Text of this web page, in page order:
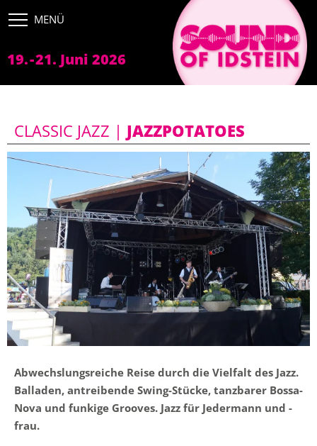
FESTIVAL
Sponsoren
Anfahrt
PROGRAMM
SERVICE
IMPRESSUM
19.-21. Juni 2026
CLASSIC JAZZ | JAZZPOTATOES
Abwechslungsreiche Reise durch die Vielfalt des Jazz.
Balladen, antreibende Swing-Stücke, tanzbarer Bossa-
Nova und funkige Grooves. Jazz für Jedermann und -
frau.